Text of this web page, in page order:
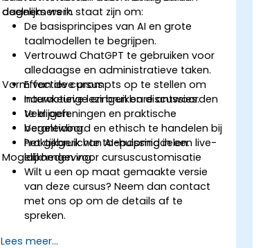
dagelijks werk.
deelnemers in staat zijn om:
De basisprincipes van AI en grote
taalmodellen te begrijpen.
Vertrouwd ChatGPT te gebruiken voor
alledaagse en administratieve taken.
Effectieve prompts op te stellen om
nauwkeurige en bruikbare antwoorden
te krijgen.
Verantwoord en ethisch te handelen bij
het gebruik van AI-hulpmiddelen.
Vorm van de cursus
Interactieve lezingen en discussies.
Veel oefeningen en praktische
begeleiding.
Praktijkgerichte toepassing in een live-
labomgeving.
Mogelijkheden voor cursuscustomisatie
Wilt u een op maat gemaakte versie
van deze cursus? Neem dan contact
met ons op om de details af te
spreken.
Lees meer...